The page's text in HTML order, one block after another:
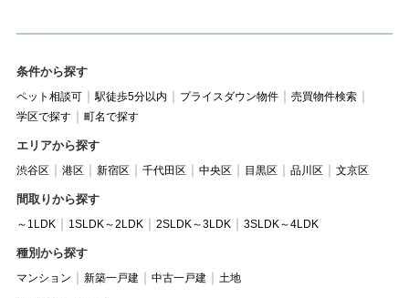
条件から探す
ペット相談可 駅徒歩5分以内 プライスダウン物件
売買物件検索
学区で探す
町名で探す
エリアから探す
渋谷区 港区 新宿区 千代田区 中央区 目黒区 品川区 文京区
間取りから探す
～1LDK 1SLDK～2LDK 2SLDK～3LDK 3SLDK～4LDK
種別から探す
マンション 新築一戸建 中古一戸建 土地